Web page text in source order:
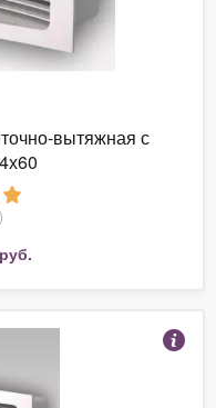
вытяжная с
руб.